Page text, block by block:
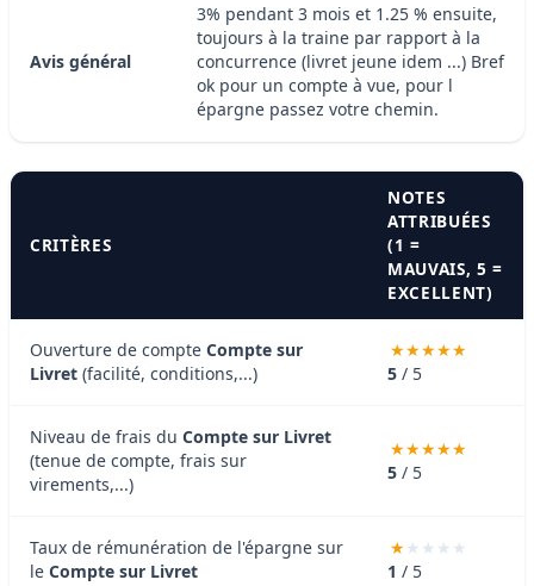
Avis général
3% pendant 3 mois et 1.25 % ensuite,
toujours à la traine par rapport à la
concurrence (livret jeune idem ...) Bref
ok pour un compte à vue, pour l
épargne passez votre chemin.
CRITÈRES
NOTES
ATTRIBUÉES
(1 =
MAUVAIS, 5 =
EXCELLENT)
Ouverture de compte Compte sur
Livret (facilité, conditions,...) 5 / 5
Niveau de frais du Compte sur Livret
(tenue de compte, frais sur
virements,...)
5 / 5
Taux de rémunération de l'épargne sur
le Compte sur Livret 1 / 5